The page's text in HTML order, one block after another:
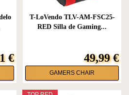
€
T-LoVendo TLV-AM-FSC25-
RED Silla de Gaming...
49,99 €
GAMERS CHAIR